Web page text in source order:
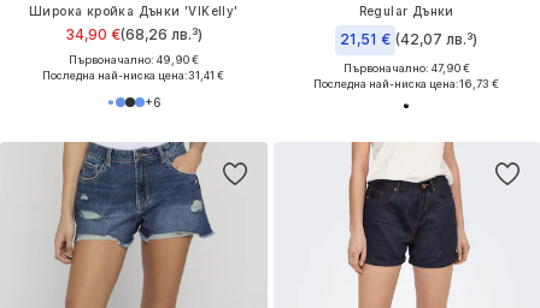
Широка кройка Дънки 'VIKelly'
34,90 €(68,26 лв.³)
Първоначално: 49,90 €
Последна най-ниска цена:31,41 €
+6
Regular Дънки
21,51 € (42,07 лв.³)
Първоначално: 47,90 €
Последна най-ниска цена:16,73 €